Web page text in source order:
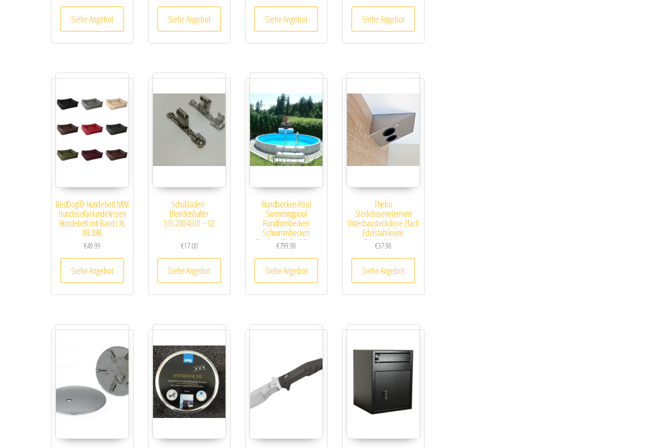
Siehe Angebot Siehe Angebot Siehe Angebot Siehe Angebot
BedDog® Hundebett MAX
Hundesofa Hundekissen
Hundebett mit Rand L XL
XXL XXXL
€49.99
Siehe Angebot
Schubladen -
Blendenhalter
515.200.40.01 – 02
€17.00
Siehe Angebot
Rundbecken Pool
Swimmingpool
Rundfornbecken
Schwimmbecken
Rundpool Folie 0,8mm
€799.98
Siehe Angebot
Thebo
Steckdosenelement
Unterbausteckdose 2fach
Edelstahl keine
Ecksteckdose
€37.98
Siehe Angebot